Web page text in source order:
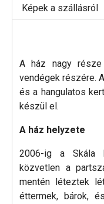
Képek a szállásról
A ház nagy része
vendégek részére.
és a hangulatos
készül el.
A ház helyzete
2006-ig a Skála
közvetlen a
mentén léteztek
éttermek, bárok,